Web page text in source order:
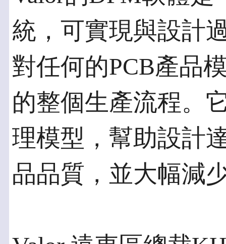
統，可實現與設計
對任何的PCB產品
的整個生產流程。
理模型，幫助設計
品品質，並大幅減